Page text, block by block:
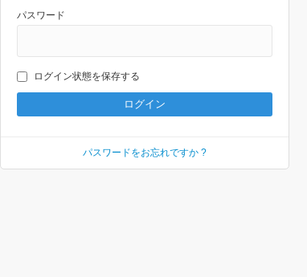
パスワード
ログイン状態を保存する
パスワードをお忘れですか ?